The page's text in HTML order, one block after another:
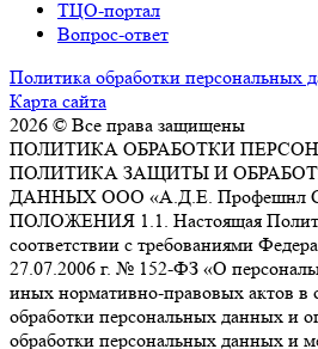
ТЦО-портал
Вопрос-ответ
Политика обработки персональных
Карта сайта
2026 © Все права защищены
ПОЛИТИКА ОБРАБОТКИ
ПОЛИТИКА ЗАЩИТЫ И
ДАННЫХ ООО «А.Д.Е. Профешнл
ПОЛОЖЕНИЯ 1.1. Настоящая
соответствии с требованиями
27.07.2006 г. № 152-ФЗ «О
иных нормативно-правовых актов в
обработки персональных данных и
обработки персональных данных и